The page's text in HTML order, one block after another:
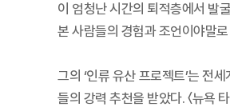
이 엄청난 시간의 퇴적층에서 발
본 사람들의 경험과 조언이야말
그의 ‘인류 유산 프로젝트’는 전
들의 강력 추천을 받았다. 〈뉴욕